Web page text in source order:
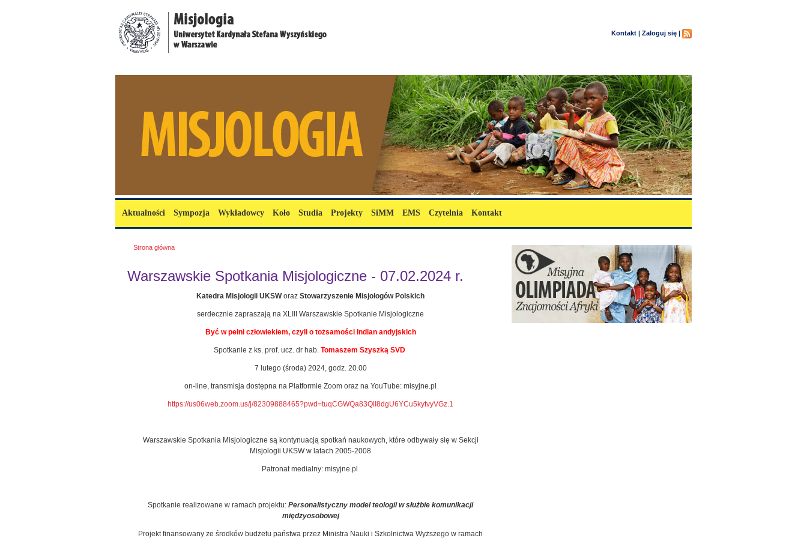
Kontakt | Zaloguj się |
Menu główne
Aktualności Sympozja Wykładowcy Koło Studia Projekty SiMM EMS Czytelnia Kontakt
Jesteś tutaj
Strona główna
Warszawskie Spotkania Misjologiczne - 07.02.2024 r.
Katedra Misjologii UKSWoraz Stowarzyszenie Misjologów Polskich
serdecznie zapraszają na XLIII Warszawskie Spotkanie Misjologiczne
Być w pełni człowiekiem, czyli o tożsamości Indian andyjskich
Spotkanie z ks. prof. ucz. dr hab. Tomaszem Szyszką SVD
7 lutego (środa) 2024, godz. 20.00
on-line, transmisja dostępna na Platformie Zoom oraz na YouTube: misyjne.pl
https://us06web.zoom.us/j/82309888465?pwd=tuqCGWQa83QiI8dgU6YCu5kytvyVGz.1
Warszawskie Spotkania Misjologiczne są kontynuacją spotkań naukowych, które odbywały się w Sekcji
Misjologii UKSW w latach 2005-2008
Patronat medialny: misyjne.pl
Spotkanie realizowane w ramach projektu: Personalistyczny model teologii w służbie komunikacji
międzyosobowej
Projekt finansowany ze środków budżetu państwa przez Ministra Nauki i Szkolnictwa Wyższego w ramach